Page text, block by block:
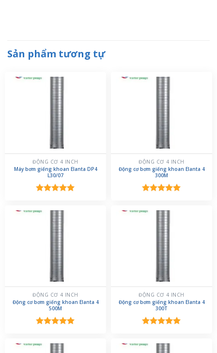
Sản phẩm tương tự
ĐỘNG CƠ 4 INCH
Máy bơm giếng khoan Elanta DP4
L30/07
5 sao
ĐỘNG CƠ 4 INCH
Động cơ bơm giếng khoan Elanta 4
300M
5 sao
ĐỘNG CƠ 4 INCH
Động cơ bơm giếng khoan Elanta 4
500M
5 sao
ĐỘNG CƠ 4 INCH
Động cơ bơm giếng khoan Elanta 4
300T
5 sao